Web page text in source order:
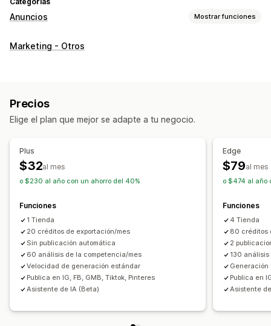
Anuncios Mostrar funciones
Segmentación
Plantillas
Redes sociales
Anuncios de video
Métricas de interacción
Marketing - Otros
Precios
Elige el plan que mejor se adapte a tu negocio.
Plus
$32al mes
o $230 al año con un ahorro del 40%
Funciones
1 Tienda
20 créditos de exportación/mes
Sin publicación automática
60 análisis de la competencia/mes
Velocidad de generación estándar
Publica en IG, FB, GMB, Tiktok, Pinteres
Asistente de IA (Beta)
Edge
$79al mes
o $474 al año
Funciones
4 Tienda
80 créditos
2
130
Generación
Publica en
Asistente